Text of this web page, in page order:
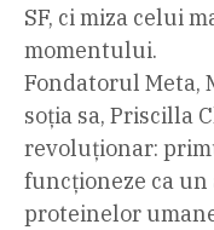
SF, ci miza celui
momentului.
Fondatorul Meta,
soția sa, Priscilla
revoluționar:
funcționeze ca
proteinelor